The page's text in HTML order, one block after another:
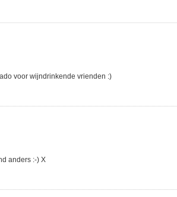
voor wijndrinkende vrienden :)
anders :-) X